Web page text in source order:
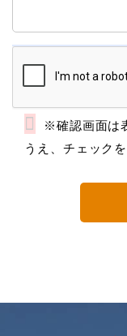
※確認画面は
うえ、チェック